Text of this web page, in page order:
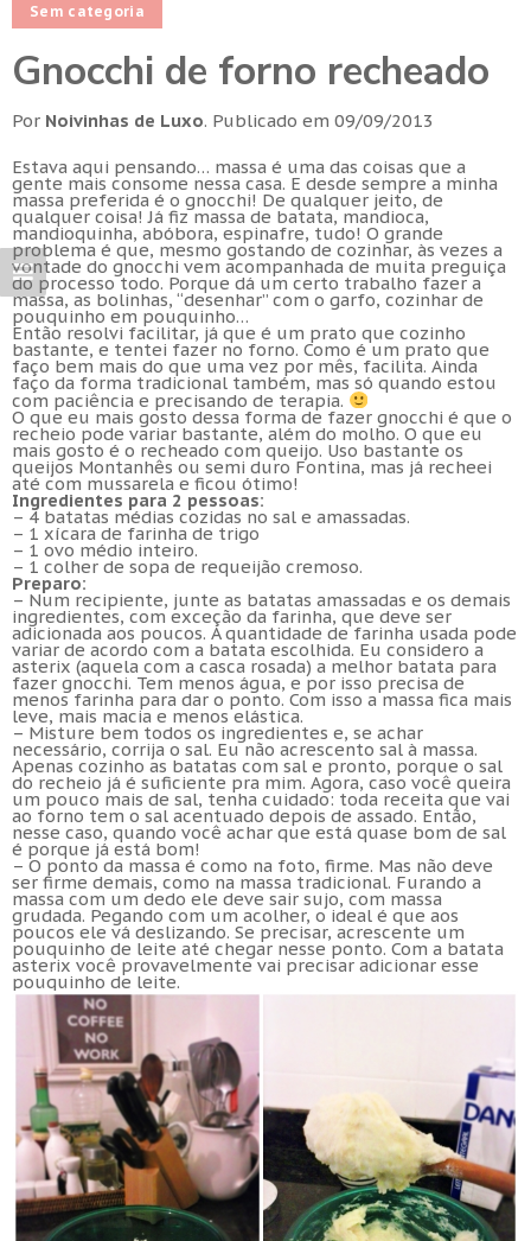
Sem categoria
Gnocchi de forno recheado
Por Noivinhas de Luxo. Publicado em 09/09/2013
Estava aqui pensando… massa é uma das coisas que a
gente mais consome nessa casa. E desde sempre a minha
massa preferida é o gnocchi! De qualquer jeito, de
qualquer coisa! Já fiz massa de batata, mandioca,
mandioquinha, abóbora, espinafre, tudo! O grande
problema é que, mesmo gostando de cozinhar, às vezes a
vontade do gnocchi vem acompanhada de muita preguiça
do processo todo. Porque dá um certo trabalho fazer a
massa, as bolinhas, “desenhar” com o garfo, cozinhar de
pouquinho em pouquinho…
Então resolvi facilitar, já que é um prato que cozinho
bastante, e tentei fazer no forno. Como é um prato que
faço bem mais do que uma vez por mês, facilita. Ainda
faço da forma tradicional também, mas só quando estou
com paciência e precisando de terapia.
O que eu mais gosto dessa forma de fazer gnocchi é que o
recheio pode variar bastante, além do molho. O que eu
mais gosto é o recheado com queijo. Uso bastante os
queijos Montanhês ou semi duro Fontina, mas já recheei
até com mussarela e ficou ótimo!
Ingredientes para 2 pessoas:
– 4 batatas médias cozidas no sal e amassadas.
– 1 xícara de farinha de trigo
– 1 ovo médio inteiro.
– 1 colher de sopa de requeijão cremoso.
Preparo:
– Num recipiente, junte as batatas amassadas e os demais
ingredientes, com exceção da farinha, que deve ser
adicionada aos poucos. A quantidade de farinha usada pode
variar de acordo com a batata escolhida. Eu considero a
asterix (aquela com a casca rosada) a melhor batata para
fazer gnocchi. Tem menos água, e por isso precisa de
menos farinha para dar o ponto. Com isso a massa fica mais
leve, mais macia e menos elástica.
– Misture bem todos os ingredientes e, se achar
necessário, corrija o sal. Eu não acrescento sal à massa.
Apenas cozinho as batatas com sal e pronto, porque o sal
do recheio já é suficiente pra mim. Agora, caso você queira
um pouco mais de sal, tenha cuidado: toda receita que vai
ao forno tem o sal acentuado depois de assado. Então,
nesse caso, quando você achar que está quase bom de sal
é porque já está bom!
– O ponto da massa é como na foto, firme. Mas não deve
ser firme demais, como na massa tradicional. Furando a
massa com um dedo ele deve sair sujo, com massa
grudada. Pegando com um acolher, o ideal é que aos
poucos ele vá deslizando. Se precisar, acrescente um
pouquinho de leite até chegar nesse ponto. Com a batata
asterix você provavelmente vai precisar adicionar esse
pouquinho de leite.